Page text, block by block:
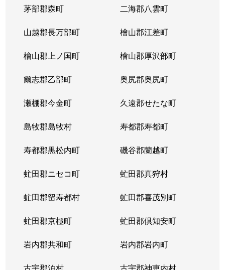
茅部郡森町 二海郡八雲町
山越郡長万部町 檜山郡江差町
檜山郡上ノ国町 檜山郡厚沢部町
爾志郡乙部町 奥尻郡奥尻町
瀬棚郡今金町 久遠郡せたな町
島牧郡島牧村 寿都郡寿都町
寿都郡黒松内町 磯谷郡蘭越町
虻田郡ニセコ町 虻田郡真狩村
虻田郡留寿都村 虻田郡喜茂別町
虻田郡京極町 虻田郡倶知安町
岩内郡共和町 岩内郡岩内町
古宇郡泊村 古宇郡神恵内村